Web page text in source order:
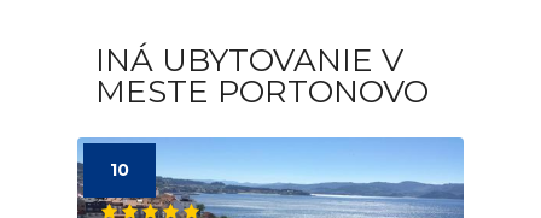
INÁ UBYTOVANIE V
MESTE PORTONOVO
10